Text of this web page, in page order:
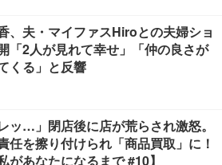
、夫・マイファスHiroとの夫婦ショ
「2人が見れて幸せ」「仲の良さが
くる」と反響
ッ…」閉店後に店が荒らされ激怒。
任を擦り付けられ「商品買取」に！
があなたになるまで #10】